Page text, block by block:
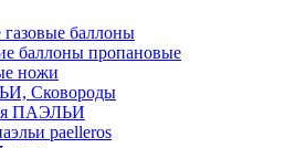
баллоны
баллоны пропановые
ножи
Сковороды
ПАЭЛЬИ
paelleros